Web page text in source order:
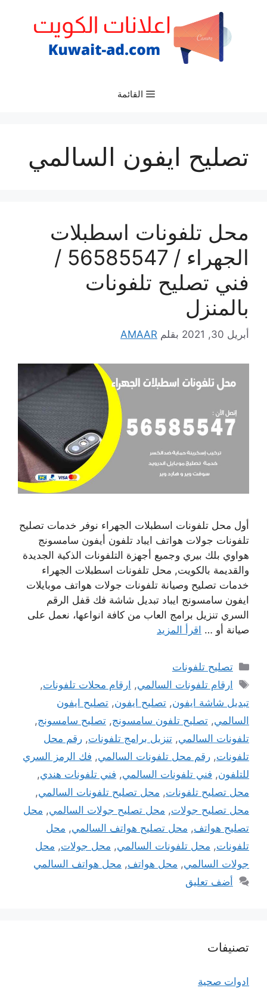
القائمة
تصليح ايفون السالمي
محل تلفونات اسطبلات
الجهراء / 56585547 /
فني تصليح تلفونات
بالمنزل
أبريل 30, 2021 بقلم AMAAR
أول محل تلفونات اسطبلات الجهراء نوفر خدمات تصليح
تلفونات جولات هواتف ايباد تلفون أيفون سامسونج
هواوي بلك بيري وجميع أجهزة التلفونات الذكية الجديدة
والقديمة بالكويت, محل تلفونات اسطبلات الجهراء
خدمات تصليح وصيانة تلفونات جولات هواتف موبايلات
ايفون سامسونج ايباد تبديل شاشة فك قفل الرقم
السري تنزيل برامج العاب من كافة انواعها، نعمل على
صيانة أو … اقرأ المزيد
التصنيفات
تصليح تلفونات
الوسوم
ارقام تلفونات السالمي, ارقام محلات تلفونات,
تبديل شاشة ايفون, تصليح ايفون, تصليح ايفون
السالمي, تصليح تلفون سامسونج, تصليح سامسونج,
تلفونات السالمي, تنزيل برامج تلفونات, رقم محل
تلفونات, رقم محل تلفونات السالمي, فك الرمز السري
للتلفون, فني تلفونات السالمي, فني تلفونات هندي,
محل تصليح تلفونات, محل تصليح تلفونات السالمي,
محل تصليح جولات, محل تصليح جولات السالمي, محل
تصليح هواتف, محل تصليح هواتف السالمي, محل
تلفونات, محل تلفونات السالمي, محل جولات, محل
جولات السالمي, محل هواتف, محل هواتف السالمي
أضف تعليق
تصنيفات
ادوات صحية